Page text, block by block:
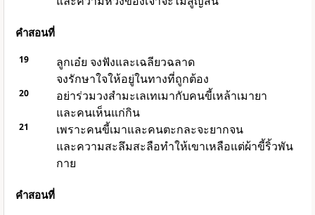
คำสอนที่
19
ลูกเอ๋ย จงฟังและเฉลียวฉลาด
จงรักษาใจให้อยู่ในทางที่ถูกต้อง
20
อย่าร่วมวงสำมะเลเทเมากับคนขี้เหล้าเมายา
และคนเห็นแก่กิน
21
เพราะคนขี้เมาและคนตะกละจะยากจน
และความสะลึมสะลือทำให้เขาเหลือแต่ผ้าขี้ริ้วพัน
กาย
คำสอนที่